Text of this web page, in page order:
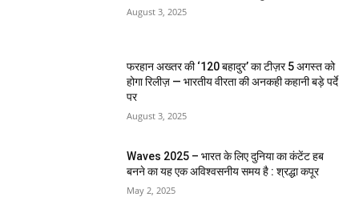
August 3, 2025
फरहान अख्तर की ‘120 बहादुर’ का टीज़र 5 अगस्त को
होगा रिलीज़ — भारतीय वीरता की अनकही कहानी बड़े पर्दे
पर
August 3, 2025
Waves 2025 – भारत के लिए दुनिया का कंटेंट हब
बनने का यह एक अविश्वसनीय समय है : श्रद्धा कपूर
May 2, 2025